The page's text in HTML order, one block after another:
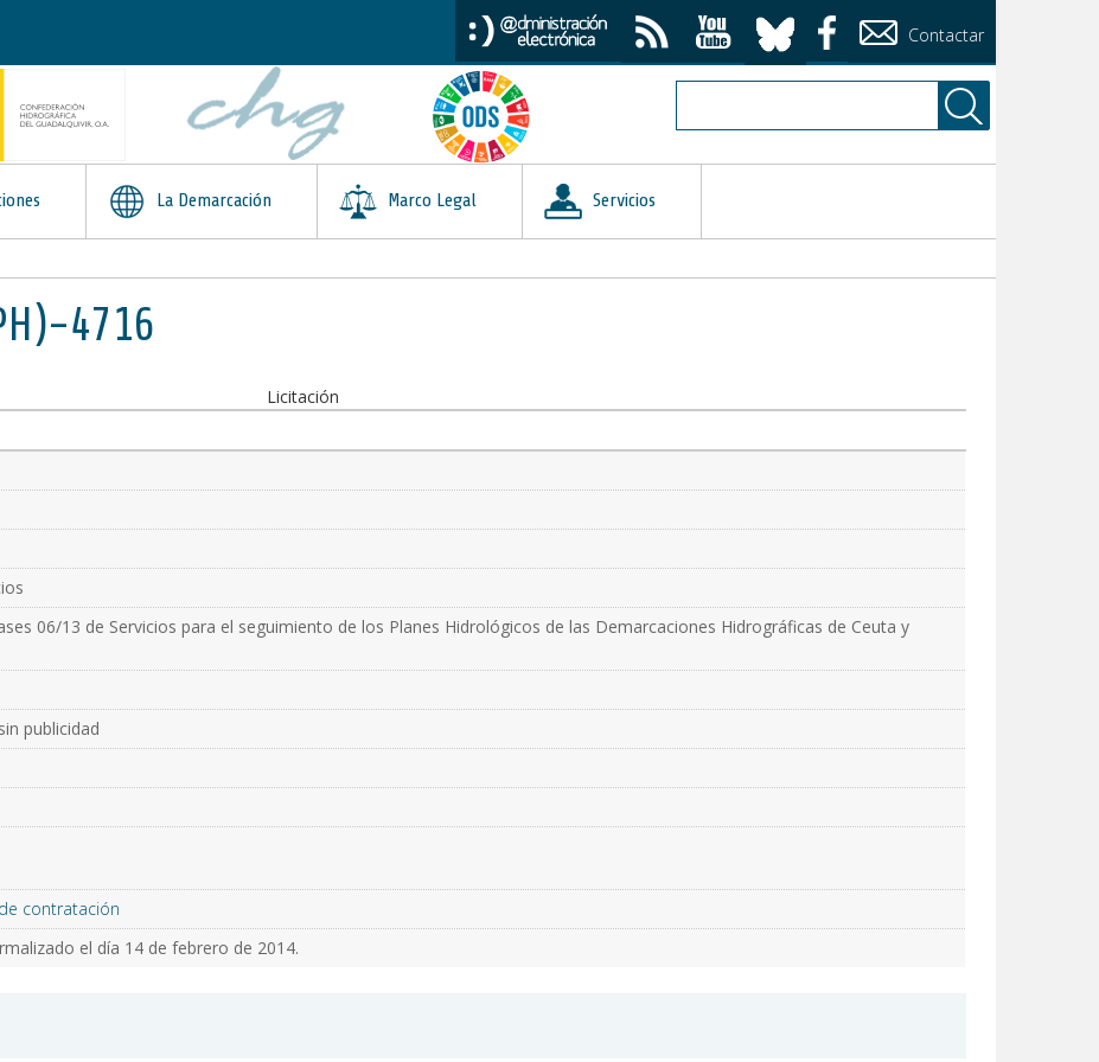
Contactar
La Demarcación Marco Legal Servicios
4716
Licitación
06/13 de Servicios para el seguimiento de los Planes Hidrológicos de las Demarcaciones Hidrográficas de Ceuta y
publicidad
contratación
el día 14 de febrero de 2014.